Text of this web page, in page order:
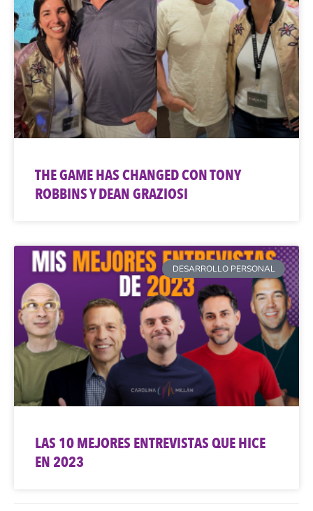
THE GAME HAS CHANGED CON TONY
ROBBINS Y DEAN GRAZIOSI
DESARROLLO PERSONAL
LAS 10 MEJORES ENTREVISTAS QUE HICE
EN 2023